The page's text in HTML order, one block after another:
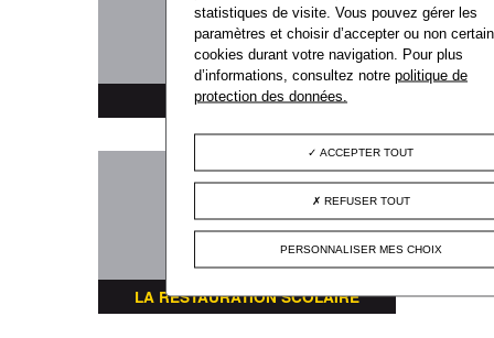
PLAN DE LA VILLE
LA RESTAURATION SCOLAIRE
statistiques de visite. Vous pouvez gérer les
paramètres et choisir d’accepter ou non
cookies durant votre navigation. Pour plus
d’informations, consultez notrepolitique de
protection des données.
ACCEPTER TOUT
REFUSER TOUT
PERSONNALISER MES CHOIX